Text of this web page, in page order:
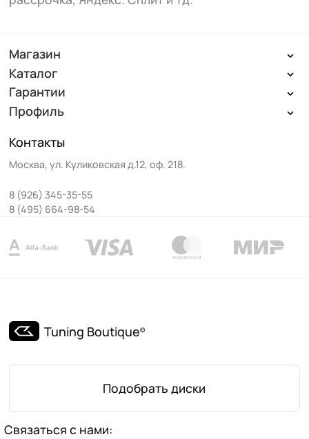
Магазин
Каталог
Гарантии
Профиль
Контакты
Москва, ул. Куликовская д.12, оф. 218.
8 (926) 345-35-55
8 (495) 664-98-54
Tuning Boutique©
Подобрать диски
Связаться с нами: